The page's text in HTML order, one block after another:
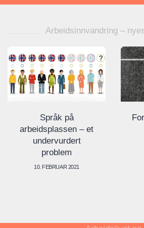
Arbeidsinnvandring –
– et
Forvarsler om